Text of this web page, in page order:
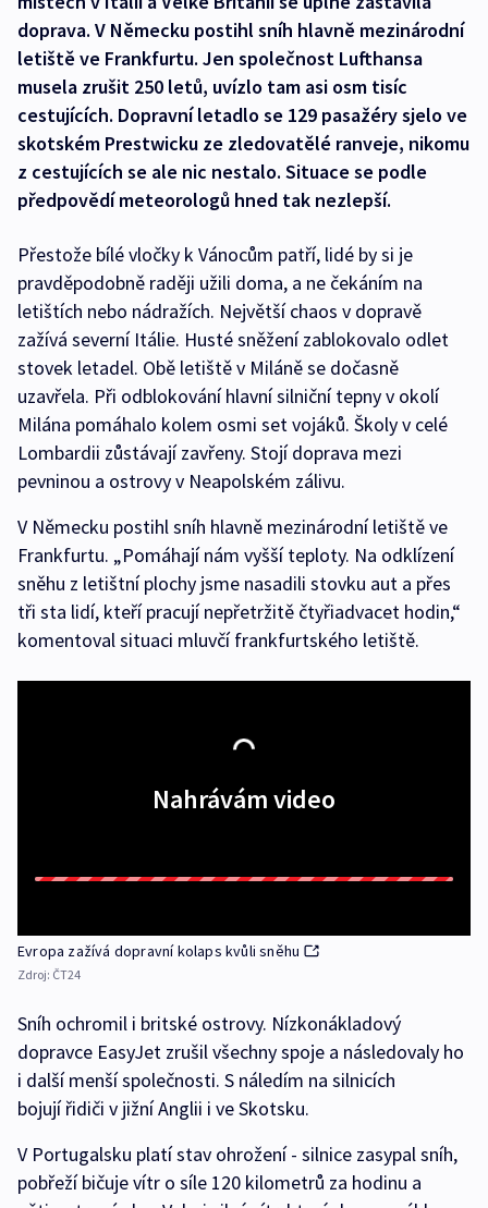
doprava. V Německu postihl sníh hlavně mezinárodní
letiště ve Frankfurtu. Jen společnost Lufthansa
musela zrušit 250 letů, uvízlo tam asi osm tisíc
cestujících. Dopravní letadlo se 129 pasažéry sjelo ve
skotském Prestwicku ze zledovatělé ranveje, nikomu
z cestujících se ale nic nestalo. Situace se podle
předpovědí meteorologů hned tak nezlepší.
Přestože bílé vločky k Vánocům patří, lidé by si je
pravděpodobně raději užili doma, a ne čekáním na
letištích nebo nádražích. Největší chaos v dopravě
zažívá severní Itálie. Husté sněžení zablokovalo odlet
stovek letadel. Obě letiště v Miláně se dočasně
uzavřela. Při odblokování hlavní silniční tepny v okolí
Milána pomáhalo kolem osmi set vojáků. Školy v celé
Lombardii zůstávají zavřeny. Stojí doprava mezi
pevninou a ostrovy v Neapolském zálivu.
V Německu postihl sníh hlavně mezinárodní letiště ve
Frankfurtu. „Pomáhají nám vyšší teploty. Na odklízení
sněhu z letištní plochy jsme nasadili stovku aut a přes
tři sta lidí, kteří pracují nepřetržitě čtyřiadvacet hodin,“
komentoval situaci mluvčí frankfurtského letiště.
Nahrávám video
Evropa zažívá dopravní kolaps kvůli sněhu
Zdroj: ČT24
Sníh ochromil i britské ostrovy. Nízkonákladový
dopravce EasyJet zrušil všechny spoje a následovaly ho
i další menší společnosti. S náledím na silnicích
bojují řidiči v jižní Anglii i ve Skotsku.
V Portugalsku platí stav ohrožení - silnice zasypal sníh,
pobřeží bičuje vítr o síle 120 kilometrů za hodinu a